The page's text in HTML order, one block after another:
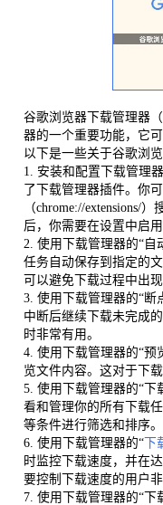
谷歌浏览器下载管理器（
器的一个重要功能，它
以下是一些关于谷歌浏
1. 安装和配置下载管理
了下载管理器插件。你
（chrome://extensions/
后，你需要在设置中启
2. 使用下载管理器的“
任务自动保存到指定的
可以避免下载过程中出
3. 使用下载管理器的“断
中断后继续下载未完成
时非常有用。
4. 使用下载管理器的“预
览文件内容。这对于下
5. 使用下载管理器的“下
看和管理你的所有下载
等条件进行筛选和排序。
6. 使用下载管理器的“下
时监控下载速度，并在
要控制下载速度的用户非
7. 使用下载管理器的“下